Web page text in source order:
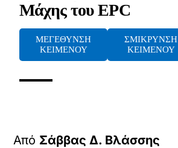
Μάχης του EPC
ΜΕΓΕΘΥΝΣΗ
ΚΕΙΜΕΝΟΥ
ΣΜΙΚΡΥΝΣΗ
ΚΕΙΜΕΝΟΥ
Από Σάββας Δ. Βλάσσης